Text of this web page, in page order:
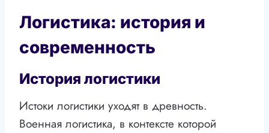
Логистика: история и
современность
История логистики
Истоки логистики уходят в древность.
Военная логистика, в контексте которой